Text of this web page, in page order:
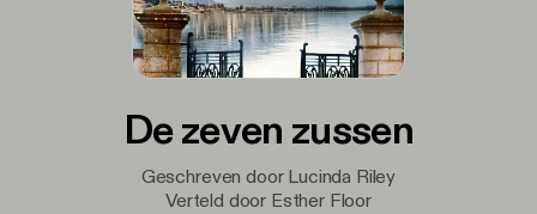
De zeven zussen
Geschreven door Lucinda Riley
Verteld door Esther Floor